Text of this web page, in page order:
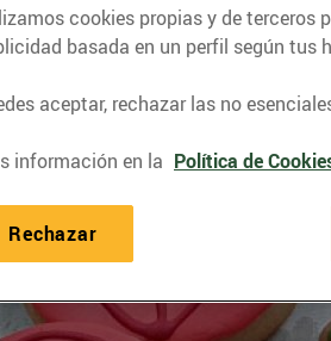
cookies propias y de terceros
basada en un perfil según tus
aceptar, rechazar las no
información en la Política de
Rechazar